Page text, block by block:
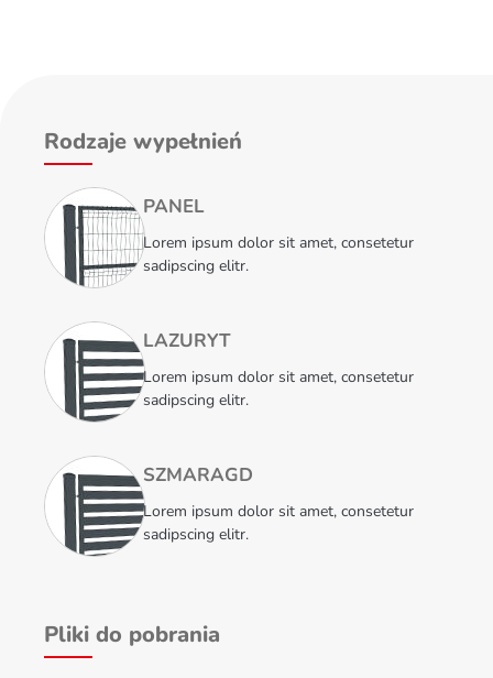
Rodzaje wypełnień
PANEL
Lorem ipsum dolor sit amet, consetetur
sadipscing elitr.
LAZURYT
Lorem ipsum dolor sit amet, consetetur
sadipscing elitr.
SZMARAGD
Lorem ipsum dolor sit amet, consetetur
sadipscing elitr.
Pliki do pobrania